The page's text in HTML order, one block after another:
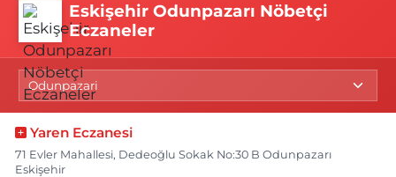
Eskişehir Odunpazarı Nöbetçi
Eczaneler
Yaren Eczanesi
71 Evler Mahallesi, Dedeoğlu Sokak No:30 B Odunpazarı
Eskişehir